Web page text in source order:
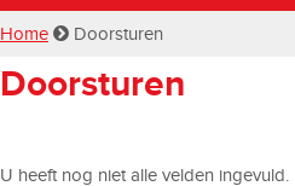
Home Doorsturen
Doorsturen
U heeft nog niet alle velden ingevuld.